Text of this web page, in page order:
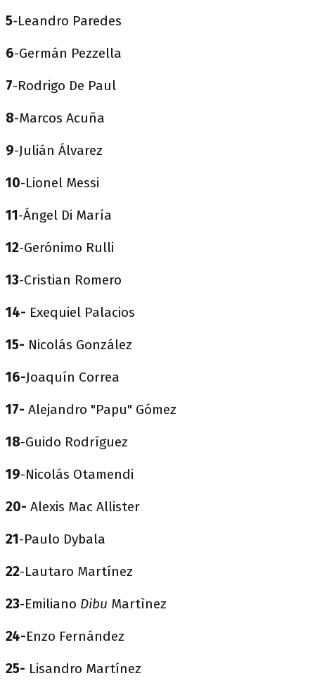
5-Leandro Paredes
6-Germán Pezzella
7-Rodrigo De Paul
8-Marcos Acuña
9-Julián Álvarez
10-Lionel Messi
11-Ángel Di María
12-Gerónimo Rulli
13-Cristian Romero
14- Exequiel Palacios
15- Nicolás González
16-Joaquín Correa
17- Alejandro "Papu" Gómez
18-Guido Rodríguez
19-Nicolás Otamendi
20- Alexis Mac Allister
21-Paulo Dybala
22-Lautaro Martínez
23-Emiliano Dibu Martìnez
24-Enzo Fernández
25- Lisandro Martínez